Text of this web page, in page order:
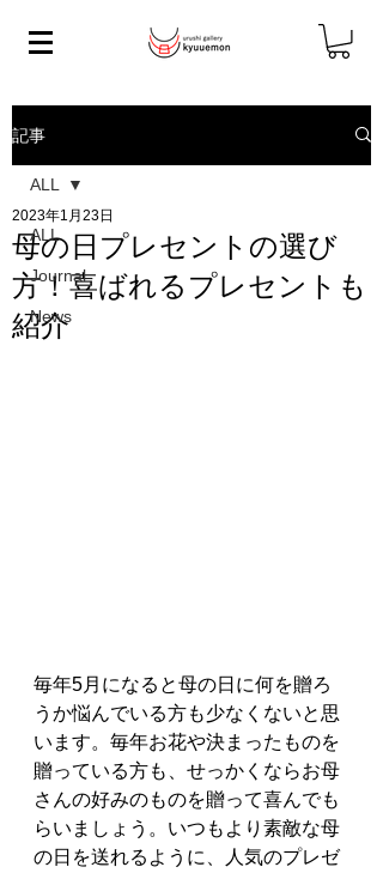
記事
ALL
Journal
News
ALL
母の日プレセントの選び
方！喜ばれるプレセントも
紹介
2023年1月23日
毎年5月になると母の日に何を贈ろ
うか悩んでいる方も少なくないと思
います。毎年お花や決まったものを
贈っている方も、せっかくならお母
さんの好みのものを贈って喜んでも
らいましょう。いつもより素敵な母
の日を送れるように、人気のプレゼ